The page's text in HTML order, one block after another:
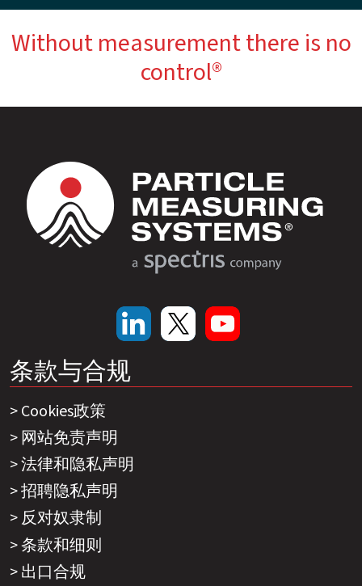
Without measurement there is no
control®
条款与合规
Cookies政策
网站免责声明
法律和隐私声明
招聘隐私声明
反对奴隶制
条款和细则
出口合规